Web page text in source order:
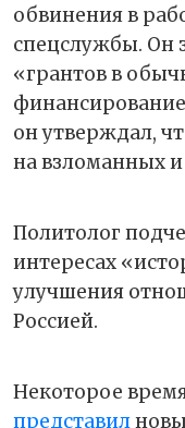
обвинения в
спецслужбы. Он
«грантов в
он утверждал,
на взломанных
Политолог
интересах
улучшения
Россией.
Некоторое
представил